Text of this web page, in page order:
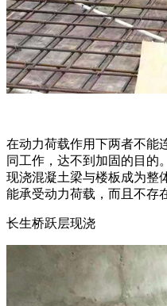
在动力荷载作用下两者不能
同工作，达不到加固的目的
现浇混凝土梁与楼板成为整
能承受动力荷载，而且不存
长生桥跃层现浇